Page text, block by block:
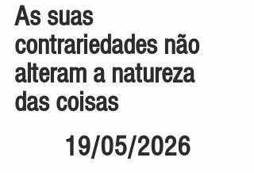
As suas
contrariedades não
alteram a natureza
das coisas
19/05/2026